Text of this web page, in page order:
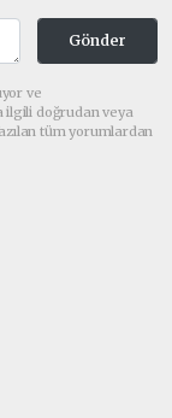
Gönder
ve
ilgili doğrudan veya
tüm yorumlardan